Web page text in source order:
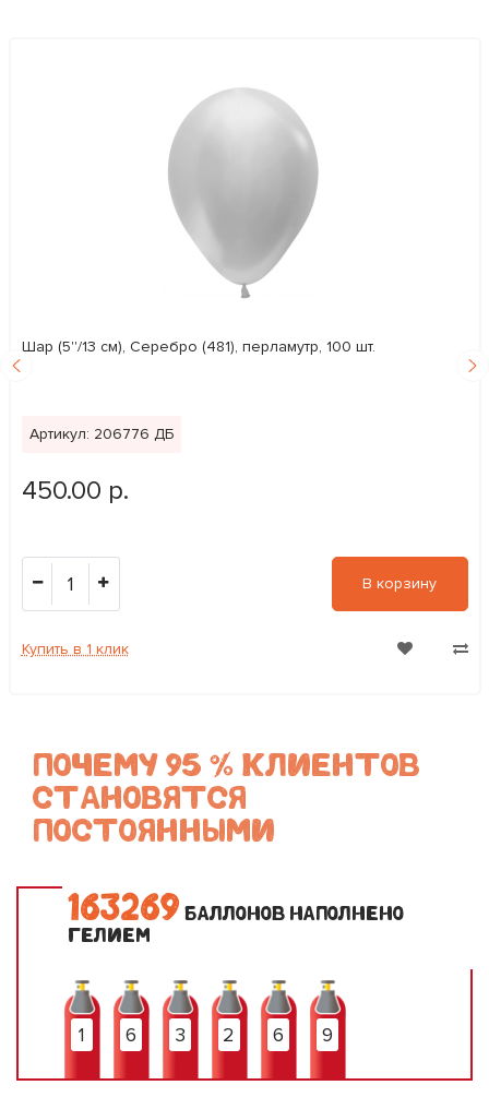
Шар (5''/13 см), Серебро (481), перламутр, 100 шт.
Артикул: 206776 ДБ
450.00 р.
1 В корзину
Купить в 1 клик
ПОЧЕМУ 95 % КЛИЕНТОВ
СТАНОВЯТСЯ
ПОСТОЯННЫМИ
163269 БАЛЛОНОВ НАПОЛНЕНО
ГЕЛИЕМ
1 6 3 2 6 9